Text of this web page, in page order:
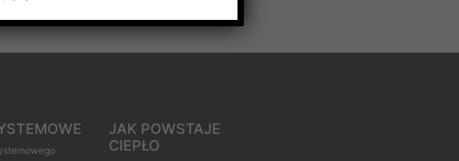
JAK POWSTAJE
CIEPŁO